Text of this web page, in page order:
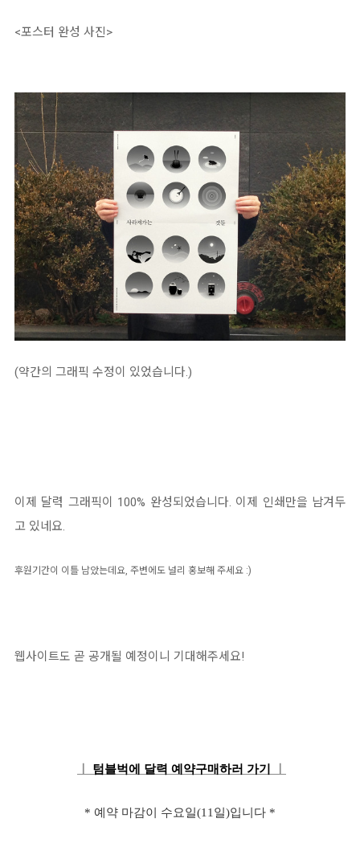
<포스터 완성 사진>
(약간의 그래픽 수정이 있었습니다.)
이제 달력 그래픽이 100% 완성되었습니다. 이제 인쇄만을 남겨두
고 있네요.
후원기간이 이틀 남았는데요, 주변에도 널리 홍보해 주세요 :)
웹사이트도 곧 공개될 예정이니 기대해주세요!
텀블벅에 달력 예약구매하러 가기
* 예약 마감이 수요일(11일)입니다 *